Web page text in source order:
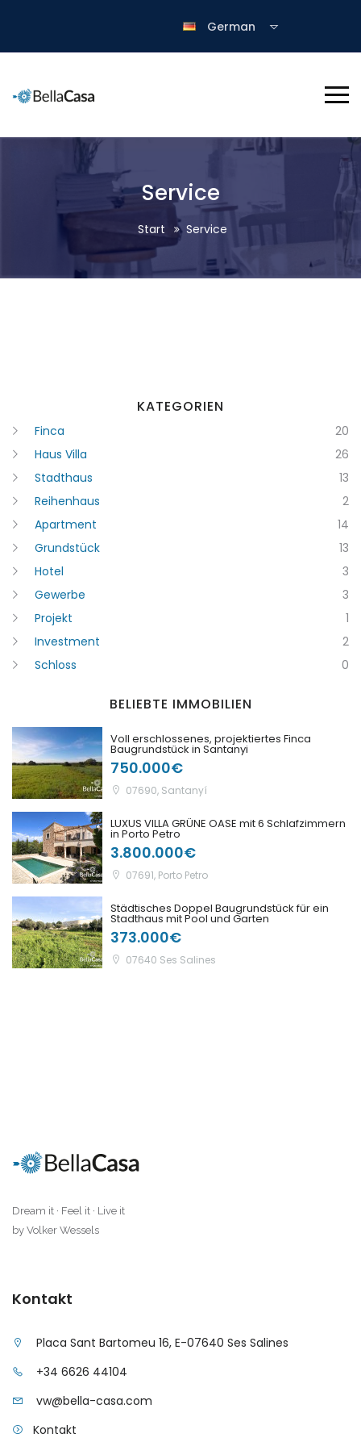
German
Service
Start Service
KATEGORIEN
Finca
20
Haus Villa
26
Stadthaus
13
Reihenhaus
2
Apartment
14
Grundstück
13
Hotel
3
Gewerbe
3
Projekt
1
Investment
2
Schloss
0
BELIEBTE IMMOBILIEN
Voll erschlossenes, projektiertes Finca
Baugrundstück in Santanyi
750.000€
07690, Santanyí
LUXUS VILLA GRÜNE OASE mit 6 Schlafzimmern
in Porto Petro
3.800.000€
07691, Porto Petro
Städtisches Doppel Baugrundstück für ein
Stadthaus mit Pool und Garten
373.000€
07640 Ses Salines
Dream it · Feel it · Live it
by Volker Wessels
Kontakt
Placa Sant Bartomeu 16, E-07640 Ses Salines
+34 6626 44104
vw@bella-casa.com
Kontakt
Erinnern